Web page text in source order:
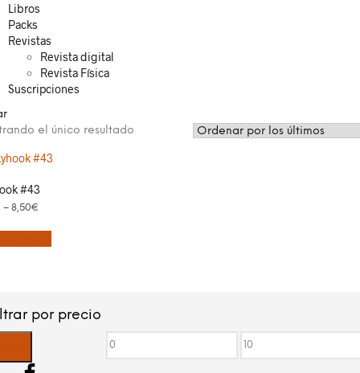
Libros
Packs
Revistas
Revista digital
Revista Física
Suscripciones
el único resultado
#43
– 8,50€
por precio
Precio Precio